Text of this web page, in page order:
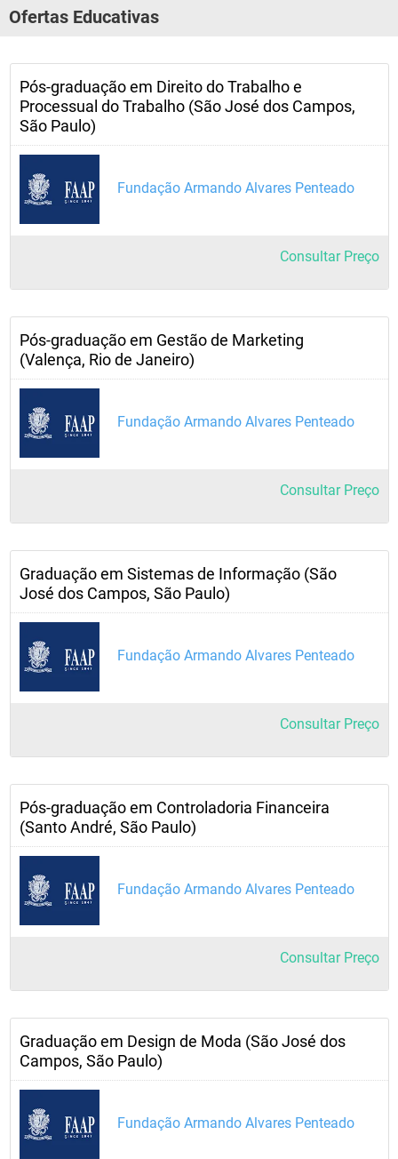
Ofertas Educativas
Pós-graduação em Direito do Trabalho e
Processual do Trabalho (São José dos Campos,
São Paulo)
Fundação Armando Alvares Penteado
Consultar Preço
Pós-graduação em Gestão de Marketing
(Valença, Rio de Janeiro)
Fundação Armando Alvares Penteado
Consultar Preço
Graduação em Sistemas de Informação (São
José dos Campos, São Paulo)
Fundação Armando Alvares Penteado
Consultar Preço
Pós-graduação em Controladoria Financeira
(Santo André, São Paulo)
Fundação Armando Alvares Penteado
Consultar Preço
Graduação em Design de Moda (São José dos
Campos, São Paulo)
Fundação Armando Alvares Penteado